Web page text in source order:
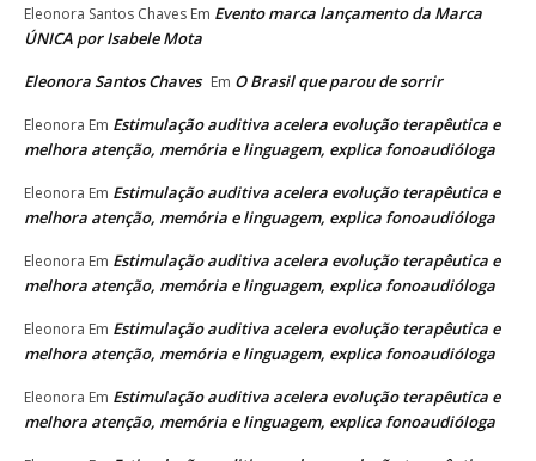
Eleonora Santos Chaves Em Evento marca lançamento da Marca
ÚNICA por Isabele Mota
Eleonora Santos Chaves Em O Brasil que parou de sorrir
Eleonora Em Estimulação auditiva acelera evolução terapêutica e
melhora atenção, memória e linguagem, explica fonoaudióloga
Eleonora Em Estimulação auditiva acelera evolução terapêutica e
melhora atenção, memória e linguagem, explica fonoaudióloga
Eleonora Em Estimulação auditiva acelera evolução terapêutica e
melhora atenção, memória e linguagem, explica fonoaudióloga
Eleonora Em Estimulação auditiva acelera evolução terapêutica e
melhora atenção, memória e linguagem, explica fonoaudióloga
Eleonora Em Estimulação auditiva acelera evolução terapêutica e
melhora atenção, memória e linguagem, explica fonoaudióloga